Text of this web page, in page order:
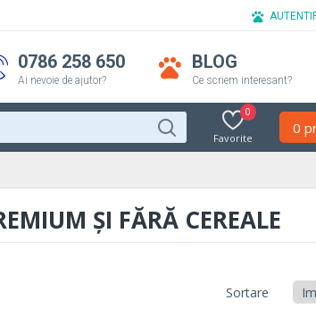
0786 258 650
Ai nevoie de ajutor?
BLOG
Ce scriem interesant?
Favorite
0
0
ȘI FĂRĂ CEREALE
Sortare